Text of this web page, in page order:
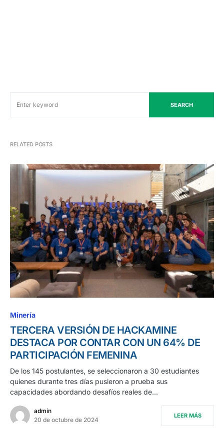
SEARCH
RELATED POSTS
Minería
TERCERA VERSIÓN DE HACKAMINE
DESTACA POR CONTAR CON UN 64% DE
PARTICIPACIÓN FEMENINA
De los 145 postulantes, se seleccionaron a 30 estudiantes
quienes durante tres días pusieron a prueba sus
capacidades abordando desafíos reales de…
admin
20 de octubre de 2024
LEER MÁS